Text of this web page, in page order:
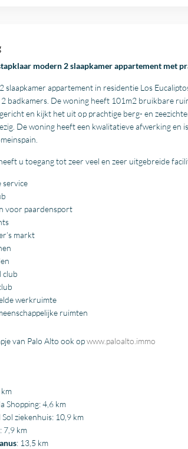
modern 2 slaapkamer appartement met
slaapkamer appartement in residentie Los
badkamers. De woning heeft 101m2 bruikbare
en kijkt het uit op prachtige berg- en
De woning heeft een kwalitatieve afwerking en
u toegang tot zeer veel en zeer uitgebreide
service
voor paardensport
markt
club
werkruimte
ruimten
van Palo Alto ook opwww.paloalto.immo
km
Shopping: 4,6 km
ziekenhuis: 10,9 km
: 7,9 km
: 13,5 km